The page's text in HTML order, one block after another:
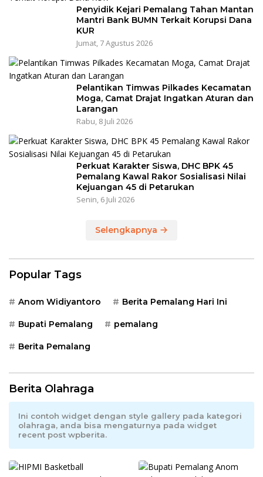
Penyidik Kejari Pemalang Tahan Mantan
Mantri Bank BUMN Terkait Korupsi Dana
KUR
Jumat, 7 Agustus 2026
Pelantikan Timwas Pilkades Kecamatan
Moga, Camat Drajat Ingatkan Aturan dan
Larangan
Rabu, 8 Juli 2026
Perkuat Karakter Siswa, DHC BPK 45
Pemalang Kawal Rakor Sosialisasi Nilai
Kejuangan 45 di Petarukan
Senin, 6 Juli 2026
Selengkapnya
Popular Tags
Anom Widiyantoro Berita Pemalang Hari Ini
Bupati Pemalang pemalang
Berita Pemalang
Berita Olahraga
Ini contoh widget dengan style gallery pada kategori
olahraga, anda bisa mengaturnya pada widget
recent post wpberita.